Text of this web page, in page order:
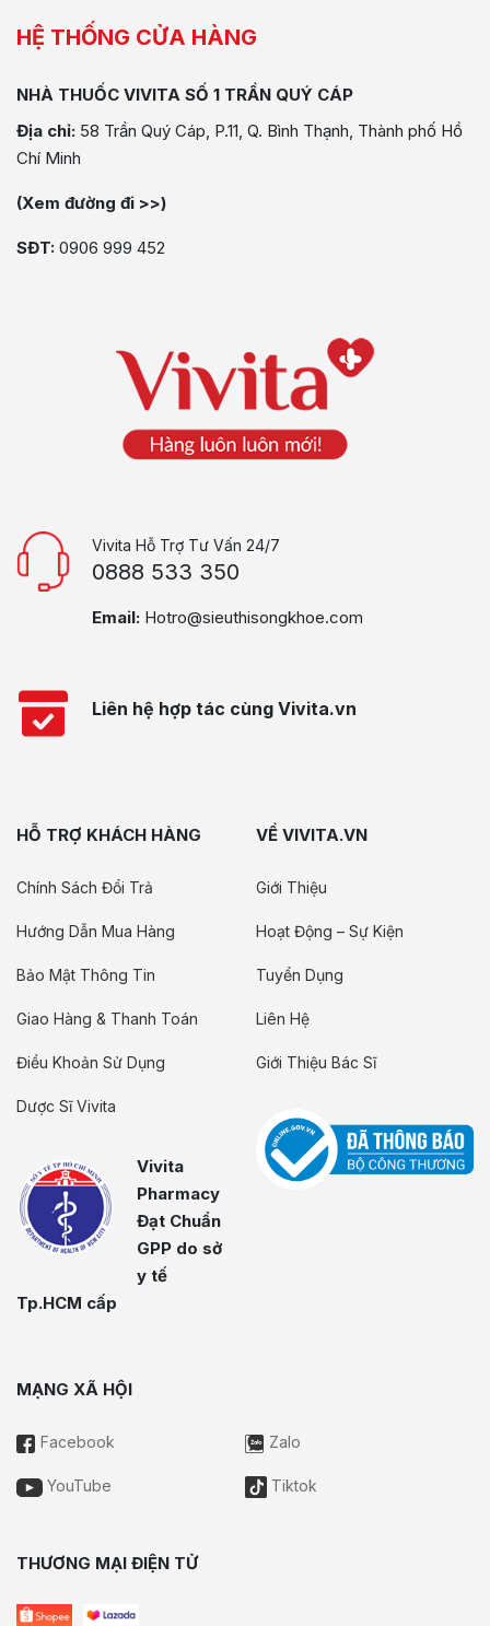
HỆ THỐNG CỬA HÀNG
NHÀ THUỐC VIVITA SỐ 1 TRẦN QUÝ CÁP
Địa chỉ: 58 Trần Quý Cáp, P.11, Q. Bình Thạnh, Thành phố Hồ
Chí Minh
(Xem đường đi >>)
SĐT: 0906 999 452
Vivita Hỗ Trợ Tư Vấn 24/7
0888 533 350
Email: Hotro@sieuthisongkhoe.com
Liên hệ hợp tác cùng Vivita.vn
HỖ TRỢ KHÁCH HÀNG
Chính Sách Đổi Trả
Hướng Dẫn Mua Hàng
Bảo Mật Thông Tin
Giao Hàng & Thanh Toán
Điều Khoản Sử Dụng
Dược Sĩ Vivita
Vivita
Pharmacy
Đạt Chuẩn
GPP do sở
y tế
Tp.HCM cấp
VỀ VIVITA.VN
Giới Thiệu
Hoạt Động – Sự Kiện
Tuyển Dụng
Liên Hệ
Giới Thiệu Bác Sĩ
MẠNG XÃ HỘI
Facebook Zalo
YouTube Tiktok
THƯƠNG MẠI ĐIỆN TỬ